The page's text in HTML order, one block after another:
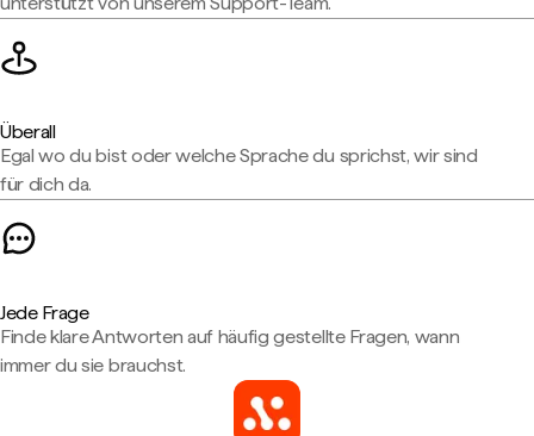
Überall
Egal wo du bist oder welche Sprache du sprichst, wir sind
für dich da.
Jede Frage
Finde klare Antworten auf häufig gestellte Fragen, wann
immer du sie brauchst.